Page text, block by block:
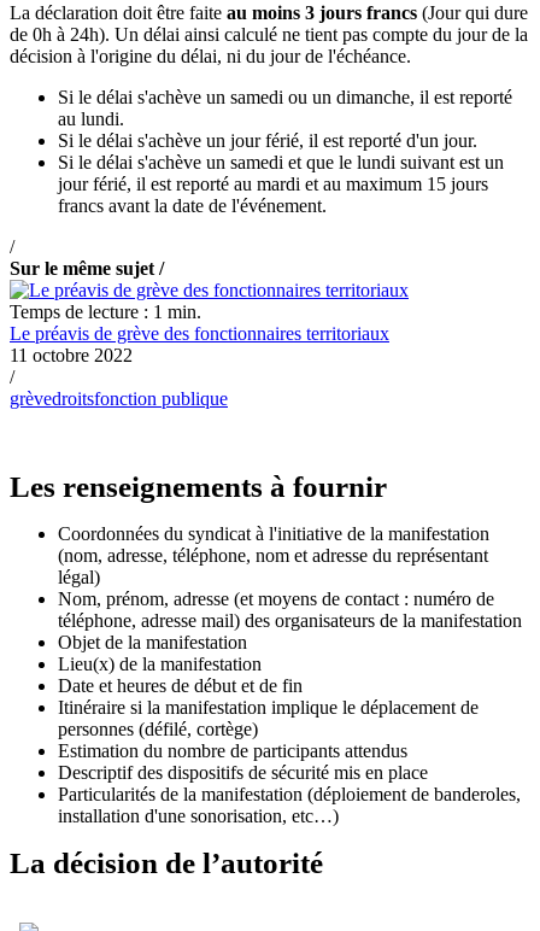
La déclaration doit être faite au moins 3 jours francs (Jour qui dure
de 0h à 24h). Un délai ainsi calculé ne tient pas compte du jour de la
décision à l'origine du délai, ni du jour de l'échéance.
Si le délai s'achève un samedi ou un dimanche, il est reporté
au lundi.
Si le délai s'achève un jour férié, il est reporté d'un jour.
Si le délai s'achève un samedi et que le lundi suivant est un
jour férié, il est reporté au mardi et au maximum 15 jours
francs avant la date de l'événement.
/
Sur le même sujet /
Temps de lecture : 1 min.
Le préavis de grève des fonctionnaires territoriaux
11 octobre 2022
/
grèvedroitsfonction publique
Les renseignements à fournir
Coordonnées du syndicat à l'initiative de la manifestation
(nom, adresse, téléphone, nom et adresse du représentant
légal)
Nom, prénom, adresse (et moyens de contact : numéro de
téléphone, adresse mail) des organisateurs de la manifestation
Objet de la manifestation
Lieu(x) de la manifestation
Date et heures de début et de fin
Itinéraire si la manifestation implique le déplacement de
personnes (défilé, cortège)
Estimation du nombre de participants attendus
Descriptif des dispositifs de sécurité mis en place
Particularités de la manifestation (déploiement de banderoles,
installation d'une sonorisation, etc…)
La décision de l’autorité